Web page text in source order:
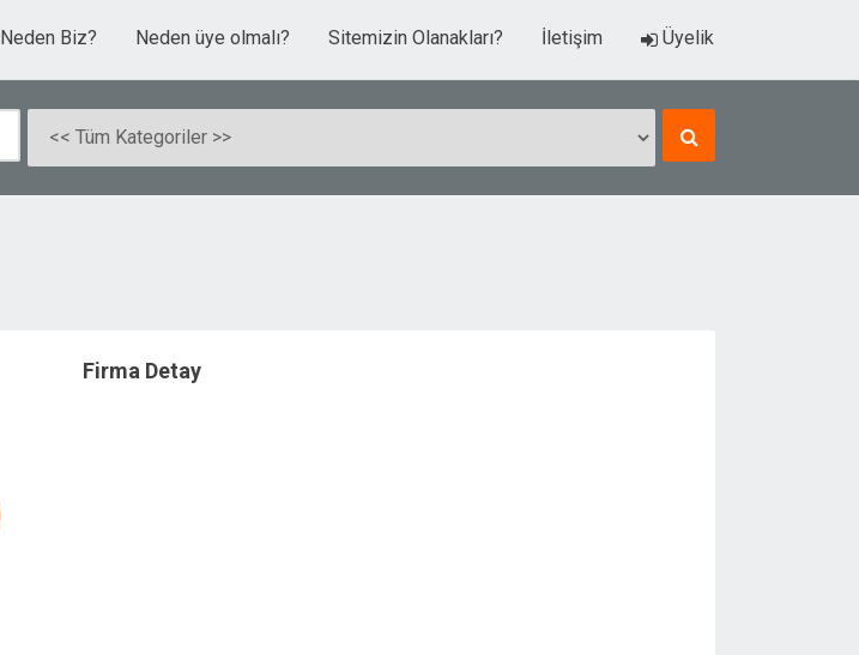
Neden Biz? Neden üye olmalı? Sitemizin Olanakları? İletişim Üyelik
Firma Detay